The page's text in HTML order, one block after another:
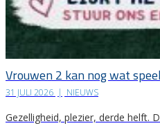
Vrouwen 2 kan nog wat
31 JULI 2026 | NIEUWS
Gezelligheid, plezier, derde helft.